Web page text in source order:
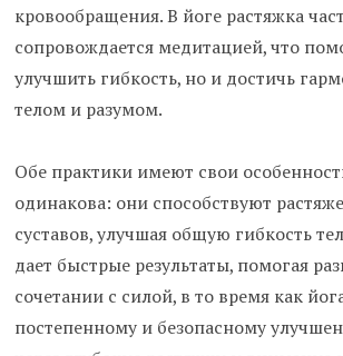
кровообращения. В йоге растяжка
сопровождается медитацией, что
улучшить гибкость, но и достичь
телом и разумом.
Обе практики имеют свои
одинакова: они способствуют
суставов, улучшая общую гибкость
дает быстрые результаты, помогая
сочетании с силой, в то время как
постепенному и безопасному